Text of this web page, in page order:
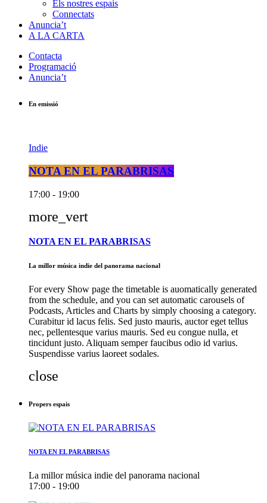
Els nostres espais
Connectats
Anuncia’t
A LA CARTA
Contacta
Programació
Anuncia’t
En emissió
Indie
NOTA EN EL PARABRISAS
17:00 - 19:00
more_vert
NOTA EN EL PARABRISAS
La millor música indie del panorama nacional
For every Show page the timetable is auomatically generated
from the schedule, and you can set automatic carousels of
Podcasts, Articles and Charts by simply choosing a category.
Curabitur id lacus felis. Sed justo mauris, auctor eget tellus
nec, pellentesque varius mauris. Sed eu congue nulla, et
tincidunt justo. Aliquam semper faucibus odio id varius.
Suspendisse varius laoreet sodales.
close
Propers espais
NOTA EN EL PARABRISAS
La millor música indie del panorama nacional
17:00 - 19:00